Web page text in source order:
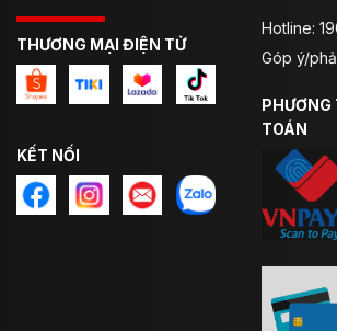
Kính chắn của mũ được từ chất liệu
“A class” với khả năng quang học 3D
mà không làm biến dạng hình ảnh,
cao nhất. Ngoài ra kính chắn còn có
tia cực tím, hạn chế mài mòn nhờlớp
THƯƠNG MẠI ĐIỆN TỬ
KẾT NỐI
Hotline:
Góp ý/
TOÁN